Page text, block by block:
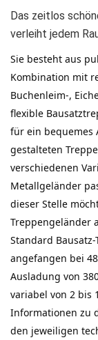
Das zeitlos
verleiht jedem
Sie besteht aus
Kombination mit
Buchenleim-,
flexible
für ein bequemes
gestalteten
verschiedenen
Metallgeländer
dieser Stelle
Treppengeländer
Standard
angefangen bei
Ausladung von
variabel von 2 bis
Informationen zu
den jeweiligen